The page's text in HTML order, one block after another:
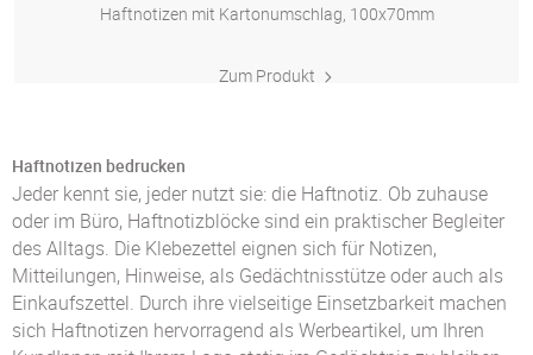
Haftnotizen mit Kartonumschlag, 100x70mm
Zum Produkt
Haftnotizen bedrucken
Jeder kennt sie, jeder nutzt sie: die Haftnotiz. Ob zuhause
oder im Büro, Haftnotizblöcke sind ein praktischer Begleiter
des Alltags. Die Klebezettel eignen sich für Notizen,
Mitteilungen, Hinweise, als Gedächtnisstütze oder auch als
Einkaufszettel. Durch ihre vielseitige Einsetzbarkeit machen
sich Haftnotizen hervorragend als Werbeartikel, um Ihren